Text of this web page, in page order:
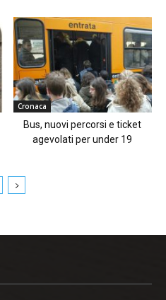
Cronaca
Bus, nuovi percorsi e ticket
agevolati per under 19